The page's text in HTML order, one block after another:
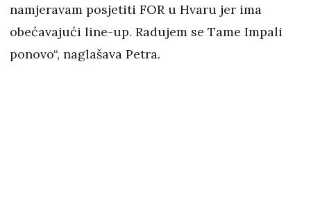
namjeravam posjetiti FOR u Hvaru jer ima
obećavajući line-up. Radujem se Tame Impali
ponovo“, naglašava Petra.